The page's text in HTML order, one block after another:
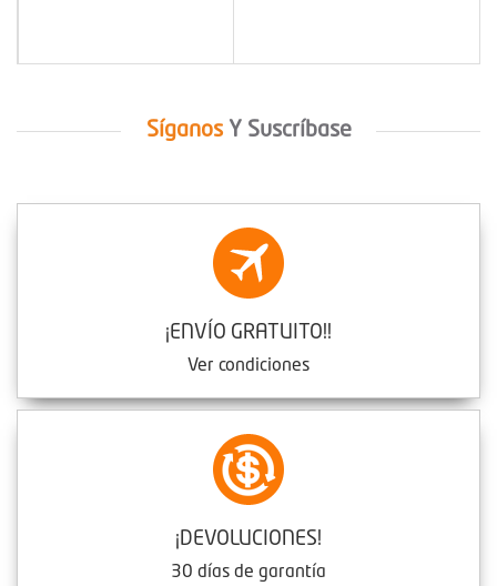
Síganos Y Suscríbase
¡ENVÍO GRATUITO!!
Ver condiciones
¡DEVOLUCIONES!
30 días de garantía